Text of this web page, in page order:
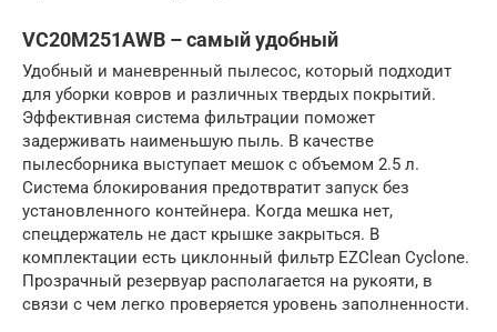
VC20M251AWB – самый удобный
Удобный и маневренный пылесос, который подходит
для уборки ковров и различных твердых покрытий.
Эффективная система фильтрации поможет
задерживать наименьшую пыль. В качестве
пылесборника выступает мешок с объемом 2.5 л.
Система блокирования предотвратит запуск без
установленного контейнера. Когда мешка нет,
спецдержатель не даст крышке закрыться. В
комплектации есть циклонный фильтр EZClean Cyclone.
Прозрачный резервуар располагается на рукояти, в
связи с чем легко проверяется уровень заполненности.